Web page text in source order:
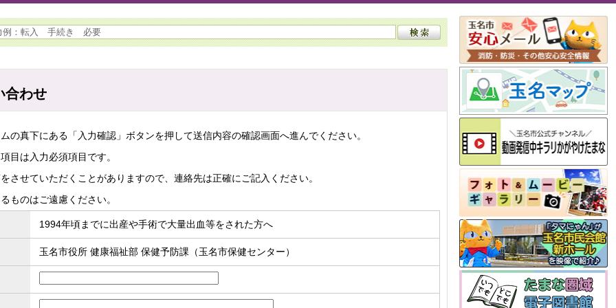
合わせ
の真下にある「入力確認」ボタンを押して送信内容の確認画面へ進んでください。
目は入力必須項目です。
させていただくことがありますので、連絡先は正確にご記入ください。
ものはご遠慮ください。
1994年頃までに出産や手術で大量出血等をされた方へ
玉名市役所 健康福祉部 保健予防課（玉名市保健センター）